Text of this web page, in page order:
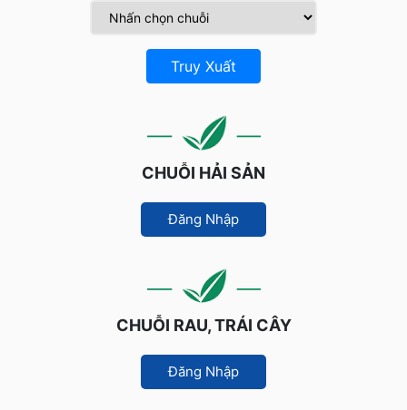
Truy Xuất
CHUỖI HẢI SẢN
Đăng Nhập
CHUỖI RAU, TRÁI CÂY
Đăng Nhập